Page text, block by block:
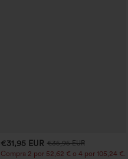
€31,95 EUR €35,95 EUR
Compra 2 por 52,62 € o 4 por 105,24 €.